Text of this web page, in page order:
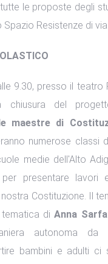
le proposte degli
Spazio Resistenze di
9.30, presso il teatro
chiusura del
maestre di
numerose classi
medie dell'Alto
presentare lavori
Costituzione. Il
diAnna
autonoma da
bambini e adulti ci